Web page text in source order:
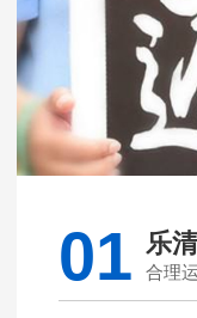
01 乐
合理